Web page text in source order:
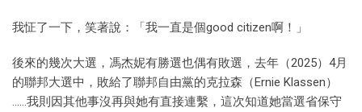
我怔了一下，笑著說：「我一直是個good citizen啊！」
後來的幾次大選，馮杰妮有勝選也偶有敗選，去年（2025）4月
的聯邦大選中，敗給了聯邦自由黨的克拉森（Ernie Klassen）
……我則因其他事沒再與她有直接連繫，這次知道她當選省保守